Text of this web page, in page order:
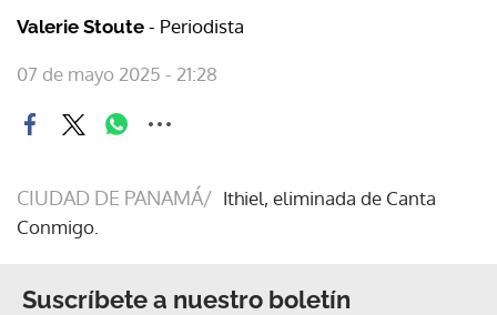
Valerie Stoute - Periodista
07 de mayo 2025 - 21:28
CIUDAD DE PANAMÁ/ Ithiel, eliminada de Canta
Conmigo.
Suscríbete a nuestro boletín